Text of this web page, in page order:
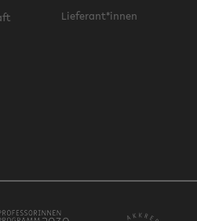
Lieferant*innen